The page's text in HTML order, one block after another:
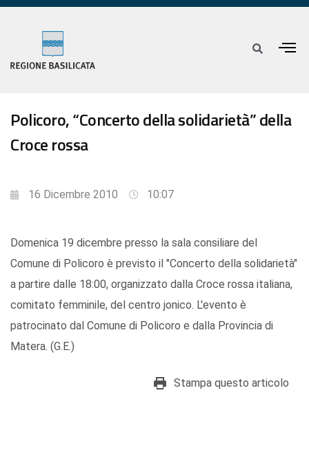
Policoro, “Concerto della solidarietà” della
Croce rossa
16 Dicembre 2010 10:07
Domenica 19 dicembre presso la sala consiliare del
Comune di Policoro è previsto il "Concerto della solidarietà"
a partire dalle 18:00, organizzato dalla Croce rossa italiana,
comitato femminile, del centro jonico. L'evento è
patrocinato dal Comune di Policoro e dalla Provincia di
Matera. (G.E.)
Stampa questo articolo